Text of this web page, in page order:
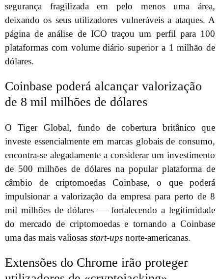
segurança fragilizada em pelo menos uma área,
deixando os seus utilizadores vulneráveis a ataques. A
página de análise de ICO traçou um perfil para 100
plataformas com volume diário superior a 1 milhão de
dólares.
Coinbase poderá alcançar valorização
de 8 mil milhões de dólares
O Tiger Global, fundo de cobertura britânico que
investe essencialmente em marcas globais de consumo,
encontra-se alegadamente a considerar um investimento
de 500 milhões de dólares na popular plataforma de
câmbio de criptomoedas Coinbase, o que poderá
impulsionar a valorização da empresa para perto de 8
mil milhões de dólares — fortalecendo a legitimidade
do mercado de criptomoedas e tornando a Coinbase
uma das mais valiosas start-ups norte-americanas.
Extensões do Chrome irão proteger